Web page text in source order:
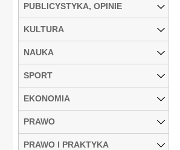
PUBLICYSTYKA, OPINIE
KULTURA
NAUKA
SPORT
EKONOMIA
PRAWO
PRAWO I PRAKTYKA